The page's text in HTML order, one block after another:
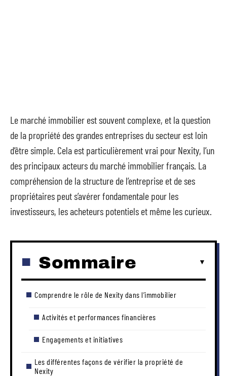
Le marché immobilier est souvent complexe, et la question
de la propriété des grandes entreprises du secteur est loin
d’être simple. Cela est particulièrement vrai pour Nexity, l’un
des principaux acteurs du marché immobilier français. La
compréhension de la structure de l’entreprise et de ses
propriétaires peut s’avérer fondamentale pour les
investisseurs, les acheteurs potentiels et même les curieux.
Sommaire
Comprendre le rôle de Nexity dans l’immobilier
Activités et performances financières
Engagements et initiatives
Les différentes façons de vérifier la propriété de
Nexity